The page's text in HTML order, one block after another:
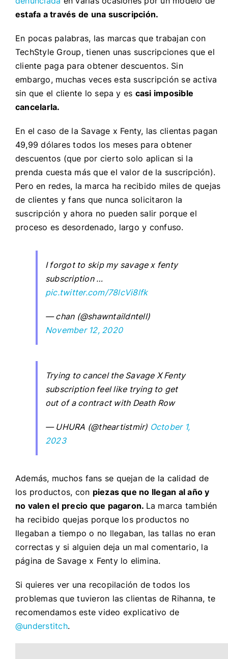
estafa a través de una suscripción.
En pocas palabras, las marcas que trabajan con
TechStyle Group, tienen unas suscripciones que el
cliente paga para obtener descuentos. Sin
embargo, muchas veces esta suscripción se activa
sin que el cliente lo sepa y es casi imposible
cancelarla.
En el caso de la Savage x Fenty, las clientas pagan
49,99 dólares todos los meses para obtener
descuentos (que por cierto solo aplican si la
prenda cuesta más que el valor de la suscripción).
Pero en redes, la marca ha recibido miles de quejas
de clientes y fans que nunca solicitaron la
suscripción y ahora no pueden salir porque el
proceso es desordenado, largo y confuso.
I forgot to skip my savage x fenty
subscription …
pic.twitter.com/78lcVi8lfk
— chan (@shawntaildntell)
November 12, 2020
Trying to cancel the Savage X Fenty
subscription feel like trying to get
out of a contract with Death Row
— UHURA (@theartistmir) October 1,
2023
Además, muchos fans se quejan de la calidad de
los productos, con piezas que no llegan al año y
no valen el precio que pagaron. La marca también
ha recibido quejas porque los productos no
llegaban a tiempo o no llegaban, las tallas no eran
correctas y si alguien deja un mal comentario, la
página de Savage x Fenty lo elimina.
Si quieres ver una recopilación de todos los
problemas que tuvieron las clientas de Rihanna, te
recomendamos este video explicativo de
@understitch.